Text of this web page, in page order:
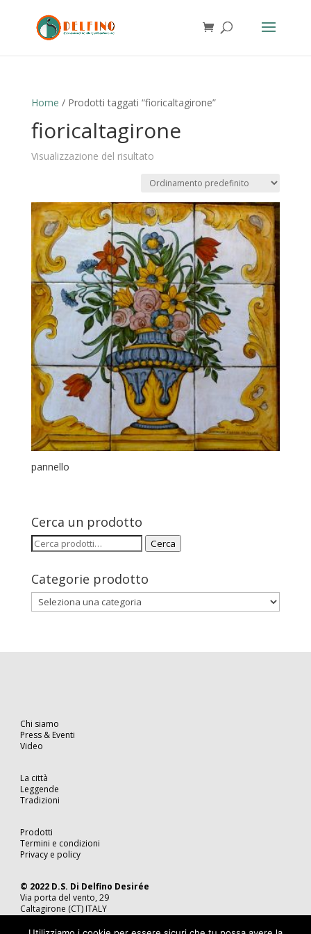
Home / Prodotti taggati “fioricaltagirone”
fioricaltagirone
Visualizzazione del risultato
pannello
Cerca un prodotto
Cerca: Cerca
Categorie prodotto
Chi siamo
Press & Eventi
Video
La città
Leggende
Tradizioni
Prodotti
Termini e condizioni
Privacy e policy
© 2022 D.S. Di Delfino Desirée
Via porta del vento, 29
Caltagirone (CT) ITALY
P.IVA 05815350870